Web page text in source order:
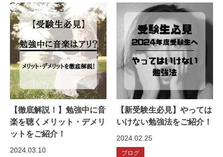
【徹底解説！】勉強中に音
楽を聴くメリット・デメリ
ットをご紹介！
2024.03.10
【新受験生必見】やっては
いけない勉強法をご紹介！
2024.02.25
ブログ